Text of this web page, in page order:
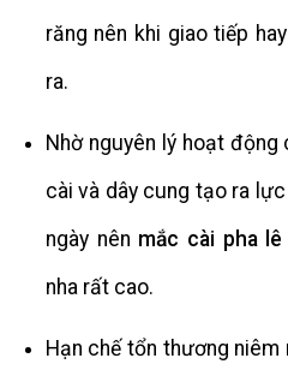
răng nên khi giao tiếp
ra.
Nhờ nguyên lý hoạt
cài và dây cung tạo ra
ngày nên mắc cài pha lê
nha rất cao.
Hạn chế tổn thương niêm